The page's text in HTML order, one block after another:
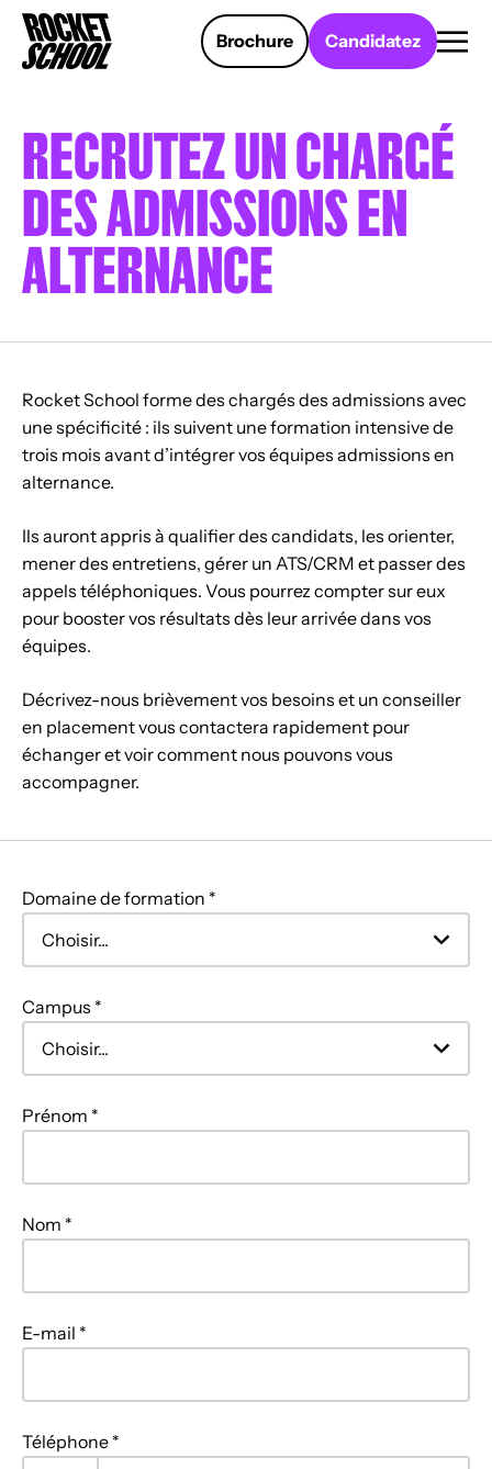
Brochure Candidatez
RECRUTEZ UN CHARGÉ
DES ADMISSIONS EN
ALTERNANCE
Rocket School forme des chargés des admissions avec
une spécificité : ils suivent une formation intensive de
trois mois avant d’intégrer vos équipes admissions en
alternance.
Ils auront appris à qualifier des candidats, les orienter,
mener des entretiens, gérer un ATS/CRM et passer des
appels téléphoniques. Vous pourrez compter sur eux
pour booster vos résultats dès leur arrivée dans vos
équipes.
Décrivez-nous brièvement vos besoins et un conseiller
en placement vous contactera rapidement pour
échanger et voir comment nous pouvons vous
accompagner.
Domaine de formation *
Campus *
Prénom *
Nom *
E-mail *
Téléphone *
Panneau de gestion des cookies